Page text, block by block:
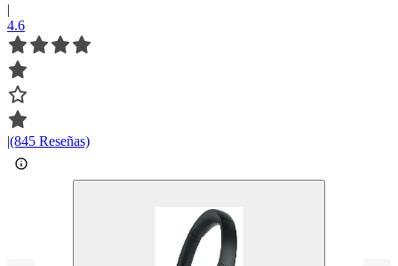
|
4.6
|(845 Reseñas)